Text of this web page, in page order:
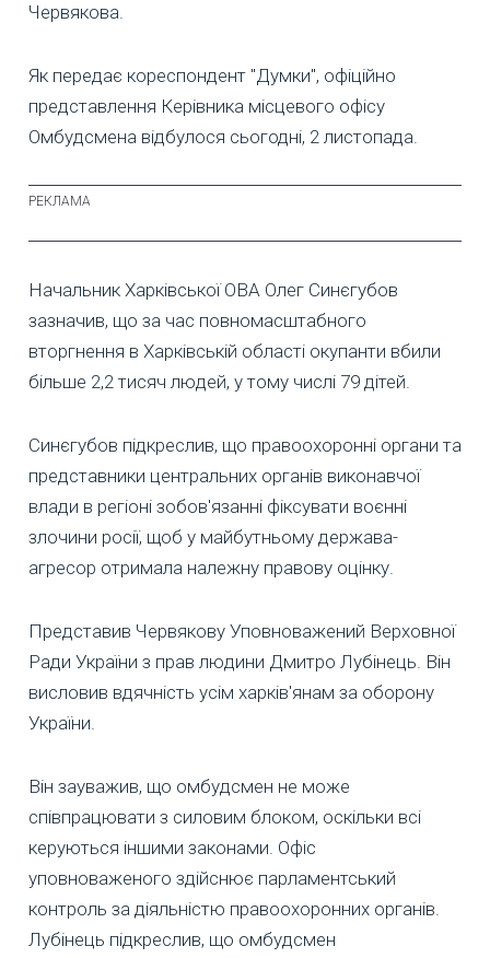
Червякова.
Як передає кореспондент "Думки", офіційно
представлення Керівника місцевого офісу
Омбудсмена відбулося сьогодні, 2 листопада.
Начальник Харківської ОВА Олег Синєгубов
зазначив, що за час повномасштабного
вторгнення в Харківській області окупанти вбили
більше 2,2 тисяч людей, у тому числі 79 дітей.
Синєгубов підкреслив, що правоохоронні органи та
представники центральних органів виконавчої
влади в регіоні зобов'язанні фіксувати воєнні
злочини росії, щоб у майбутньому держава-
агресор отримала належну правову оцінку.
Представив Червякову Уповноважений Верховної
Ради України з прав людини Дмитро Лубінець. Він
висловив вдячність усім харків'янам за оборону
України.
Він зауважив, що омбудсмен не може
співпрацювати з силовим блоком, оскільки всі
керуються іншими законами. Офіс
уповноваженого здійснює парламентський
контроль за діяльністю правоохоронних органів.
Лубінець підкреслив, що омбудсмен